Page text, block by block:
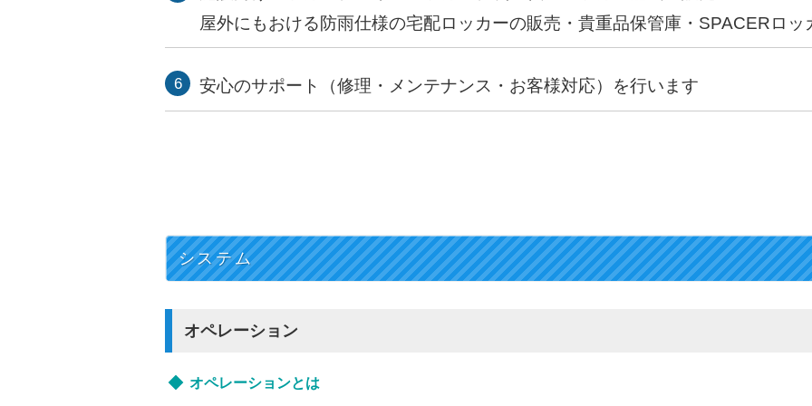
屋外にもおける防雨仕様の宅配ロッカーの販売・貴重品保管庫・SPACERロッ
安心のサポート（修理・メンテナンス・お客様対応）を行います
システム
オペレーション
オペレーションとは